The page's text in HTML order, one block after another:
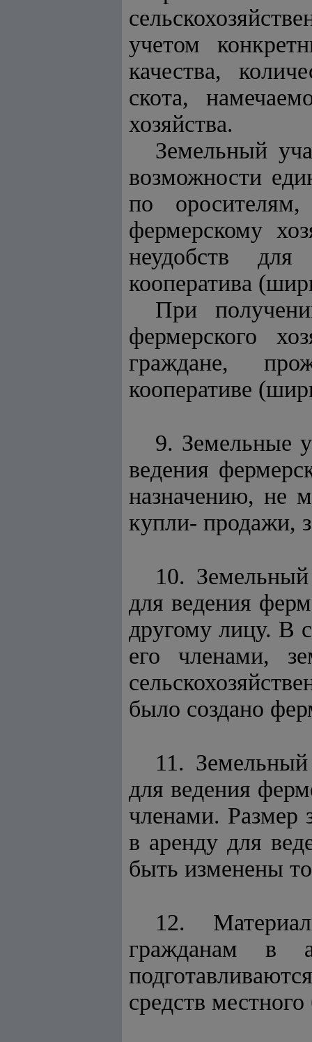
учетом
качества,
скота,
хозяйства.
Земельный
возможности
по
фермерскому
неудобств для
кооператива
При
фермерского
граждане,
кооперативе
9. Земельные
ведения
назначению, не
купли- продажи,
10.
для ведения
другому лицу. В
его членами,
было создано
11.
для ведения
членами. Размер
в аренду для
быть изменены
12.
гражданам в
средств